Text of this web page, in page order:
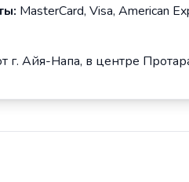
MasterCard, Visa, American
г. Айя-Напа, в центре